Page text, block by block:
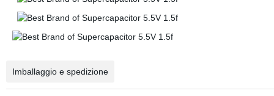
Imballaggio e spedizione